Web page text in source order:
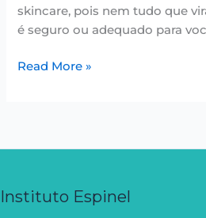
skincare, pois nem tudo que
é seguro ou adequado para
Read More »
Instituto Espinel